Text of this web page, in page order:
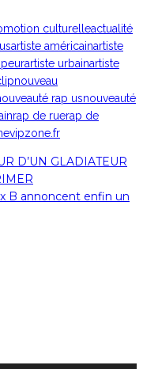
culturelleactualité
artiste américainartiste
artiste urbainartiste
nouveau
rap usnouveauté
rap de ruerap de
vipzone.fr
D’UN GLADIATEUR
B annoncent enfin un